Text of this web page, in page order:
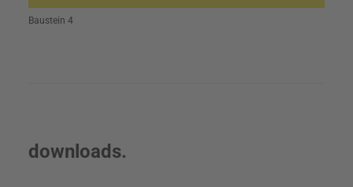
Baustein 4
downloads.